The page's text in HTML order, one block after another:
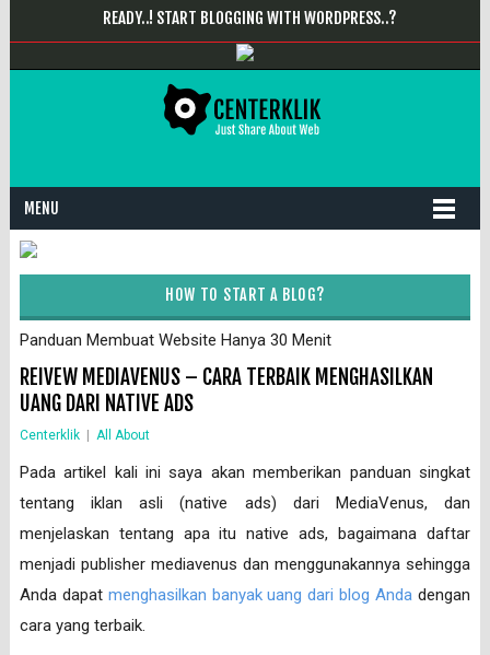
READY..! START BLOGGING WITH WORDPRESS..?
MENU
HOW TO START A BLOG?
Panduan Membuat Website Hanya 30 Menit
REIVEW MEDIAVENUS – CARA TERBAIK MENGHASILKAN
UANG DARI NATIVE ADS
Centerklik All About
Pada artikel kali ini saya akan memberikan panduan singkat
tentang iklan asli (native ads) dari MediaVenus, dan
menjelaskan tentang apa itu native ads, bagaimana daftar
menjadi publisher mediavenus dan menggunakannya sehingga
Anda dapat menghasilkan banyak uang dari blog Anda dengan
cara yang terbaik.